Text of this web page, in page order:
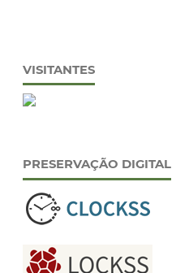
VISITANTES
PRESERVAÇÃO DIGITAL